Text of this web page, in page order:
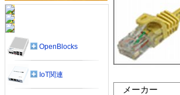
メーカー
OpenBlocks
IoT関連